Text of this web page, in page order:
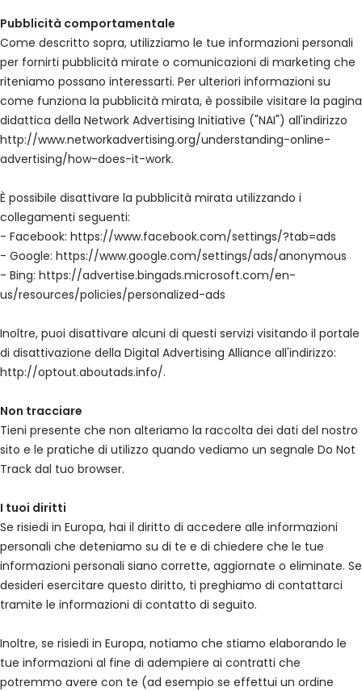
Pubblicità comportamentale
Come descritto sopra, utilizziamo le tue informazioni personali
per fornirti pubblicità mirate o comunicazioni di marketing che
riteniamo possano interessarti. Per ulteriori informazioni su
come funziona la pubblicità mirata, è possibile visitare la pagina
didattica della Network Advertising Initiative ("NAI") all'indirizzo
http://www.networkadvertising.org/understanding-online-
advertising/how-does-it-work.
È possibile disattivare la pubblicità mirata utilizzando i
collegamenti seguenti:
- Facebook: https://www.facebook.com/settings/?tab=ads
- Google: https://www.google.com/settings/ads/anonymous
- Bing: https://advertise.bingads.microsoft.com/en-
us/resources/policies/personalized-ads
Inoltre, puoi disattivare alcuni di questi servizi visitando il portale
di disattivazione della Digital Advertising Alliance all'indirizzo:
http://optout.aboutads.info/.
Non tracciare
Tieni presente che non alteriamo la raccolta dei dati del nostro
sito e le pratiche di utilizzo quando vediamo un segnale Do Not
Track dal tuo browser.
I tuoi diritti
Se risiedi in Europa, hai il diritto di accedere alle informazioni
personali che deteniamo su di te e di chiedere che le tue
informazioni personali siano corrette, aggiornate o eliminate. Se
desideri esercitare questo diritto, ti preghiamo di contattarci
tramite le informazioni di contatto di seguito.
Inoltre, se risiedi in Europa, notiamo che stiamo elaborando le
tue informazioni al fine di adempiere ai contratti che
potremmo avere con te (ad esempio se effettui un ordine